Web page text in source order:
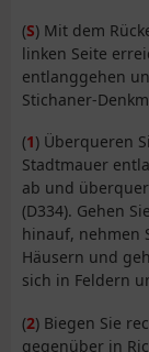
(S) Mit dem
linken Seite
entlanggehen
Stichaner-
(1) Überqueren
Stadtmauer
ab und
(D334). Gehen
hinauf, nehmen
Häusern und
sich in Feldern
(2) Biegen Sie
gegenüber in